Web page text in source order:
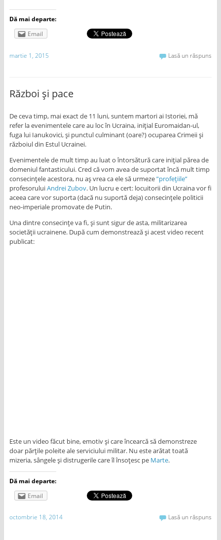
Dă mai departe:
Email
martie 1, 2015 Lasă un răspuns
Război și pace
De ceva timp, mai exact de 11 luni, suntem martori ai Istoriei, mă
refer la evenimentele care au loc în Ucraina, inițial Euromaidan-ul,
fuga lui Ianukovici, și punctul culminant (oare?) ocuparea Crimeii și
războiul din Estul Ucrainei.
Evenimentele de mult timp au luat o întorsătură care inițial părea de
domeniul fantasticului. Cred că vom avea de suportat încă mult timp
consecințele acestora, nu aș vrea ca ele să urmeze”profețiile”
profesoruluiAndrei Zubov. Un lucru e cert: locuitorii din Ucraina vor fi
aceea care vor suporta (dacă nu suportă deja) consecințele politicii
neo-imperiale promovate de Putin.
Una dintre consecințe va fi, și sunt sigur de asta, militarizarea
societății ucrainene. După cum demonstrează și acest video recent
publicat:
Este un video făcut bine, emotiv și care încearcă să demonstreze
doar părțile poleite ale serviciului militar. Nu este arătat toată
mizeria, sângele și distrugerile care îl însoțesc pe Marte.
Dă mai departe:
Email
octombrie 18, 2014 Lasă un răspuns